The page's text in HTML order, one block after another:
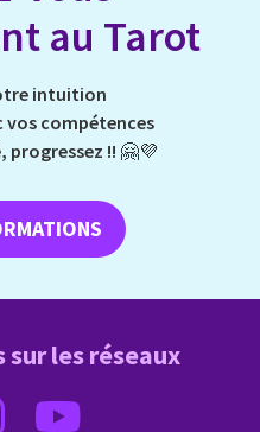
au Tarot
intuition
vos compétences
progressez !! 🤗💜
les réseaux